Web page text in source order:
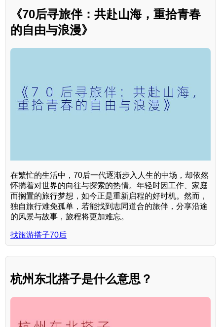
《70后寻旅伴：共赴山海，重拾青春
的自由与浪漫》
在繁忙的生活中，70后一代逐渐步入人生的中场，却依然
怀揣着对世界的向往与探索的热情。年轻时因工作、家庭
而搁置的旅行梦想，如今正是重新启程的好时机。然而，
独自旅行难免孤单，若能找到志同道合的旅伴，分享沿途
的风景与故事，旅程将更加难忘。
找旅游搭子70后
杭州东北搭子是什么意思？